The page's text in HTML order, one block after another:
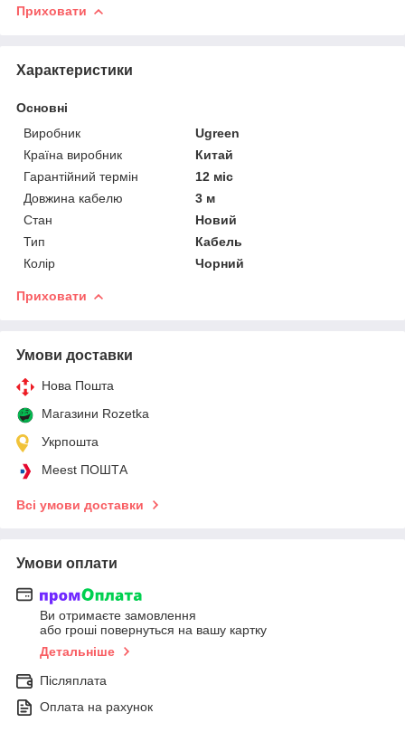
Приховати
Характеристики
Основні
Виробник
Ugreen
Країна виробник
Китай
Гарантійний термін
12 міс
Довжина кабелю
3 м
Стан
Новий
Тип
Кабель
Колір
Чорний
Приховати
Умови доставки
Нова Пошта
Магазини Rozetka
Укрпошта
Meest ПОШТА
Всі умови доставки
Умови оплати
Ви отримаєте замовлення
або гроші повернуться на вашу картку
Детальніше
Післяплата
Оплата на рахунок